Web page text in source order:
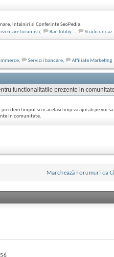
Intalniri si Conferinte SeoPedia.
forumisti, Bar, lobby..., Studii de caz
, Servicii bancare, Affiliate Marketing
functionalitatile prezente in
timpul si in acelasi timp va ajutati pe voi
in comunitate.
Marchează Forumuri ca
56